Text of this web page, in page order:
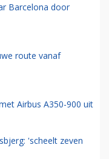
Barcelona door
route vanaf
Airbus A350-900 uit
'scheelt zeven